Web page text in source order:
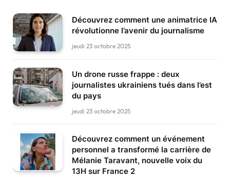
Découvrez comment une animatrice IA
révolutionne l’avenir du journalisme
jeudi 23 octobre 2025
Un drone russe frappe : deux
journalistes ukrainiens tués dans l’est
du pays
jeudi 23 octobre 2025
Découvrez comment un événement
personnel a transformé la carrière de
Mélanie Taravant, nouvelle voix du
13H sur France 2